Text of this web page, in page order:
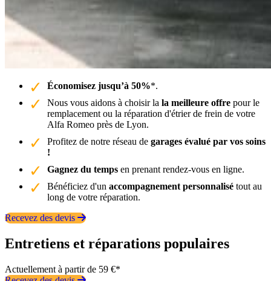
Économisez jusqu’à 50%*.
Nous vous aidons à choisir la la meilleure offre pour le
remplacement ou la réparation d'étrier de frein de votre
Alfa Romeo près de Lyon.
Profitez de notre réseau de garages évalué par vos soins
!
Gagnez du temps en prenant rendez-vous en ligne.
Bénéficiez d'un accompagnement personnalisé tout au
long de votre réparation.
Recevez des devis
Entretiens et réparations populaires
Actuellement à partir de 59 €*